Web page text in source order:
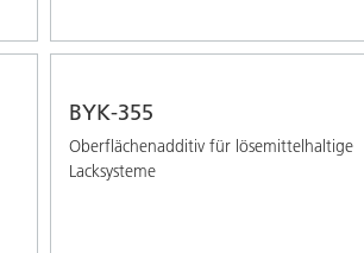
BYK-355
Oberflächenadditiv für lösemittelhaltige
Lacksysteme